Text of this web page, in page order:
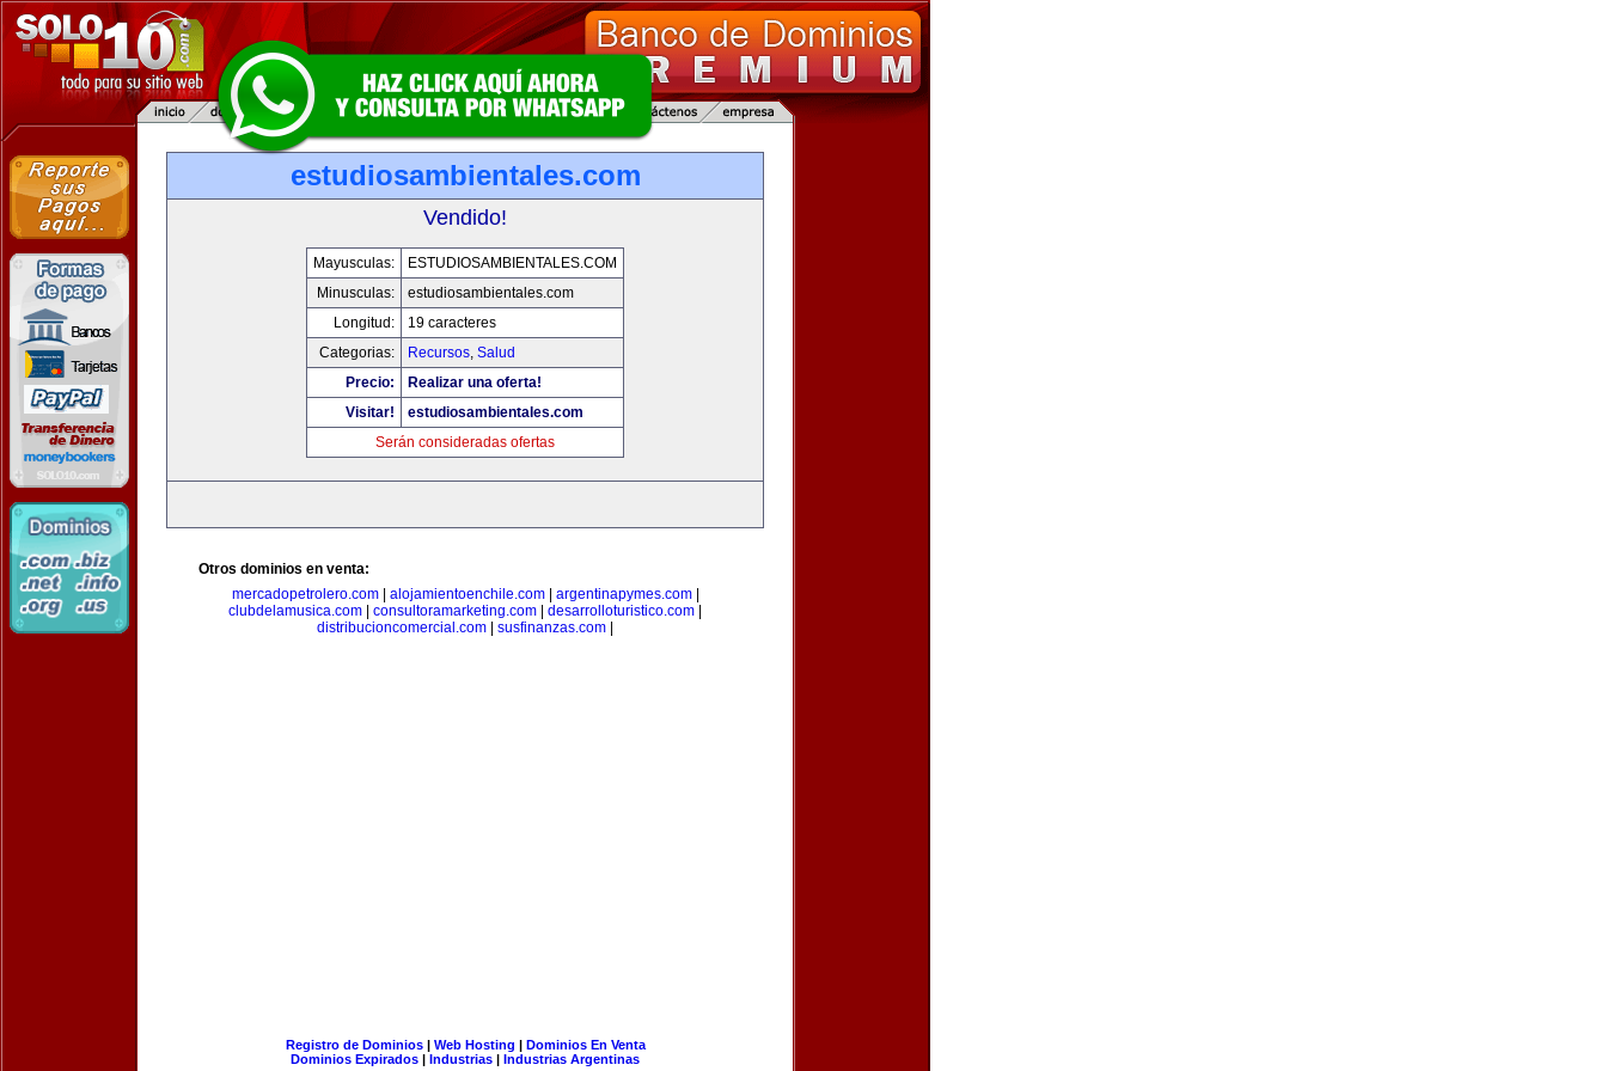
estudiosambientales.com
Vendido!
Mayusculas:
ESTUDIOSAMBIENTALES.COM
Minusculas:
estudiosambientales.com
Longitud:
19 caracteres
Categorias:
Recursos, Salud
Precio:
Realizar una oferta!
Visitar!
estudiosambientales.com
Serán consideradas ofertas
Otros dominios en venta:
mercadopetrolero.com| alojamientoenchile.com| argentinapymes.com|
clubdelamusica.com
consultoramarketing.com desarrolloturistico.com
distribucioncomercial.com
susfinanzas.com
Registro de Dominios| Web Hosting | Dominios En Venta
Dominios Expirados | Industrias | Industrias Argentinas